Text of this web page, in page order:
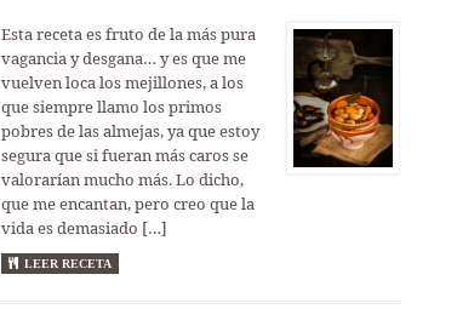
Esta receta es fruto de la más pura
vagancia y desgana… y es que me
vuelven loca los mejillones, a los
que siempre llamo los primos
pobres de las almejas, ya que estoy
segura que si fueran más caros se
valorarían mucho más. Lo dicho,
que me encantan, pero creo que la
vida es demasiado […]
LEER RECETA